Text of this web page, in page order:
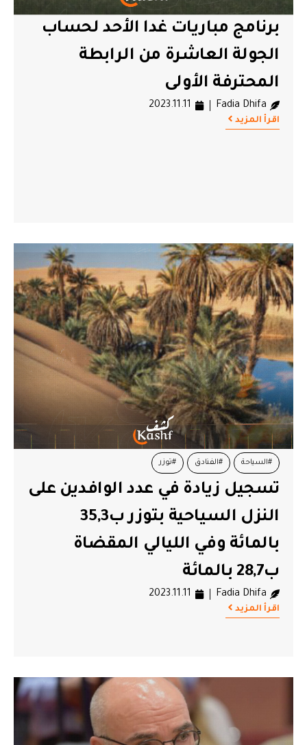
برنامج مباريات غدا الأحد لحساب
الجولة العاشرة من الرابطة
المحترفة الأولى
Fadia Dhifa
2023.11.11
اقرأ المزيد
#السياحة #الفنادق #توزر
تسجيل زيادة في عدد الوافدين على
النزل السياحية بتوزر ب35,3
بالمائة وفي الليالي المقضاة
ب28,7 بالمائة
Fadia Dhifa
2023.11.11
اقرأ المزيد